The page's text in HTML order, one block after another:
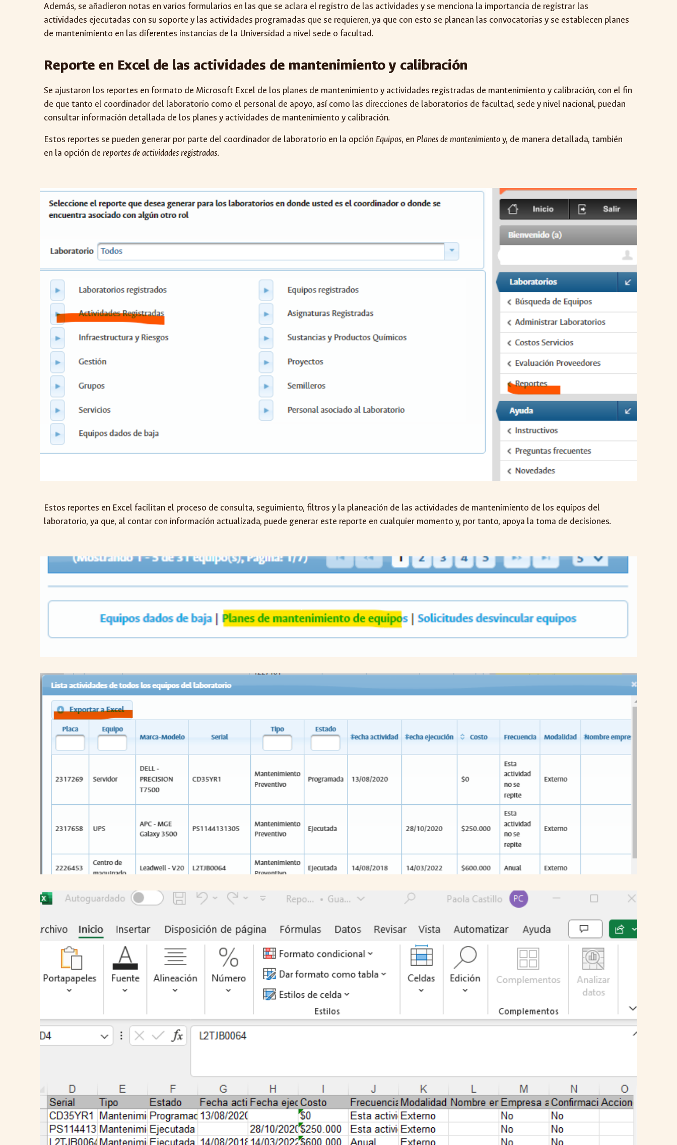
Además, se añadieron notas en varios formularios en las que se aclara el registro de las actividades y se menciona la importancia de registrar las
actividades ejecutadas con su soporte y las actividades programadas que se requieren, ya que con esto se planean las convocatorias y se establecen planes
de mantenimiento en las diferentes instancias de la Universidad a nivel sede o facultad.
Reporte en Excel de las actividades de mantenimiento y calibración
Se ajustaron los reportes en formato de Microsoft Excel de los planes de mantenimiento y actividades registradas de mantenimiento y calibración, con el fin
de que tanto el coordinador del laboratorio como el personal de apoyo, así como las direcciones de laboratorios de facultad, sede y nivel nacional, puedan
consultar información detallada de los planes y actividades de mantenimiento y calibración.
Estos reportes se pueden generar por parte del coordinador de laboratorio en la opción Equipos, en Planes de mantenimientoy, de manera detallada, también
en la opción de reportes de actividades registradas.
Estos reportes en Excel facilitan el proceso de consulta, seguimiento, filtros y la planeación de las actividades de mantenimiento de los equipos del
laboratorio, ya que, al contar con información actualizada, puede generar este reporte en cualquier momento y, por tanto, apoya la toma de decisiones.